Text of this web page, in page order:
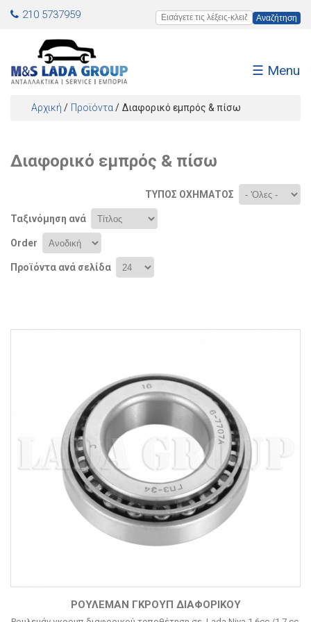
Jump to navigation
210 5737959 Εισάγετε τις λέξεις-κλειδιά
☰ Menu
Είστε εδώ
Αρχική / Προϊόντα / Διαφορικό εμπρός & πίσω
Διαφορικό εμπρός & πίσω
ΤΎΠΟΣ ΟΧΉΜΑΤΟΣ
Ταξινόμηση ανά
Order
Προϊόντα ανά σελίδα
ΡΟΥΛΕΜΆΝ ΓΚΡΟΥΠ ΔΙΑΦΟΡΙΚΟΎ